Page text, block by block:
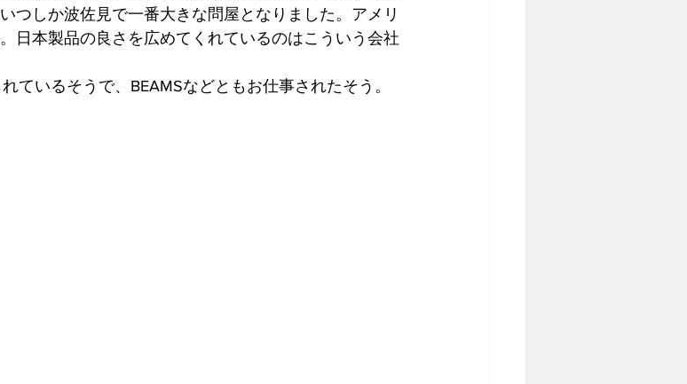
つしか波佐見で一番大きな問屋となりました。アメリ
日本製品の良さを広めてくれているのはこういう会社
ているそうで、BEAMSなどともお仕事されたそう。